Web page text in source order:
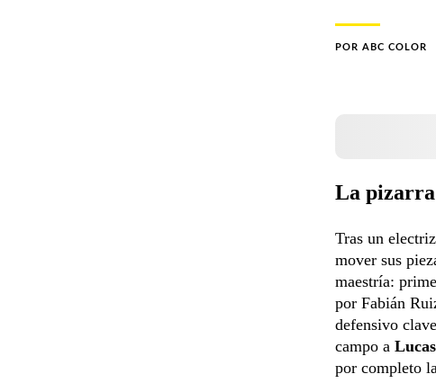
POR ABC COLOR
La
Tras un
mover sus
maestría:
por Fabián
defensivo
campo a
por completo